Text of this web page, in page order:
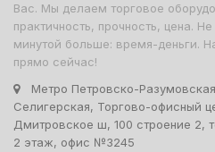
Вас. Мы делаем торговое
практичность, прочность, цена.
минутой больше: время-деньги.
прямо сейчас!
Метро Петровско-
Селигерская, Торгово-офисный
Дмитровское ш, 100 строение 2,
2 этаж, офис №3245